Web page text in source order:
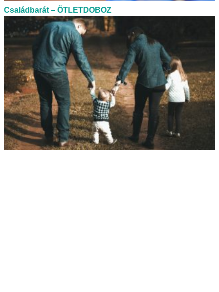
Családbarát – ÖTLETDOBOZ